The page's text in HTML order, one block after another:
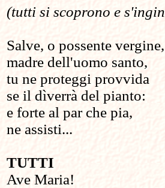
(tutti si scoprono e
Salve, o possente vergine,
madre dell'uomo santo,
tu ne proteggi provvida
se il dìverrà del pianto:
e forte al par che pia,
ne assisti...
TUTTI
Ave Maria!